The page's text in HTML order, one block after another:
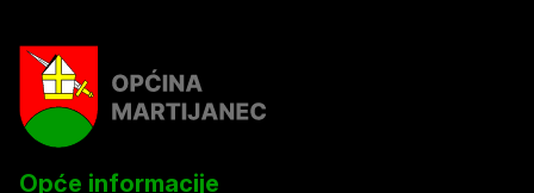
Opće informacije